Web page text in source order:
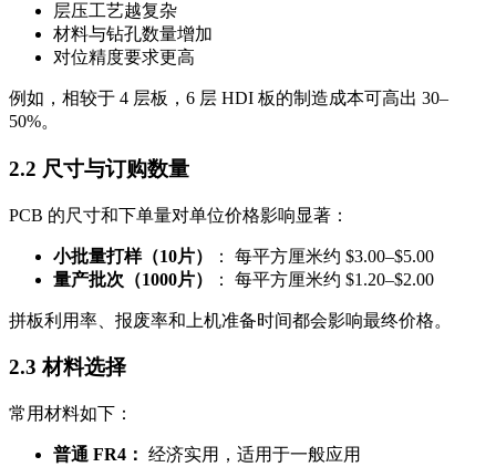
层压工艺越复杂
材料与钻孔数量增加
对位精度要求更高
例如，相较于 4 层板，6 层 HDI 板的制造成本可高出 30–
50%。
2.2 尺寸与订购数量
PCB 的尺寸和下单量对单位价格影响显著：
小批量打样（10片）
： 每平方厘米约 $3.00–$5.00
量产批次（1000片）
： 每平方厘米约 $1.20–$2.00
拼板利用率、报废率和上机准备时间都会影响最终价格。
2.3 材料选择
常用材料如下：
普通 FR4： 经济实用，适用于一般应用